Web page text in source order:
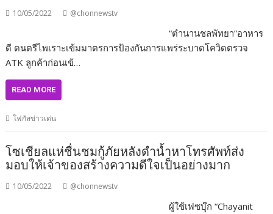
10/05/2022 @chonnewstv
“ตำนานชลพัทยา”อาหาร
ดี ดนตรีไพเราะเข้มมาตรการป้องกันการแพร่ระบาดโควิดตรวจ
ATK ลูกค้าก่อนเข้…
READ MORE
โฟกัสข่าวเด่น
โซเชียลแห่ชื่นชมกู้ภัยหลังดำน้ำหาโทรศัพท์ส่ง
มอบให้เจ้าของสร้างความดีใจเป็นอย่างมาก
10/05/2022 @chonnewstv
ผู้ใช้เฟซบุ๊ก “Chayanit